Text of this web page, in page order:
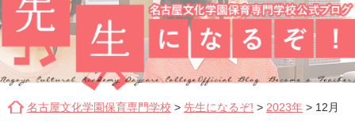
名古屋文化学園保育専門学校 > 先生になるぞ! > 2023年 > 12月